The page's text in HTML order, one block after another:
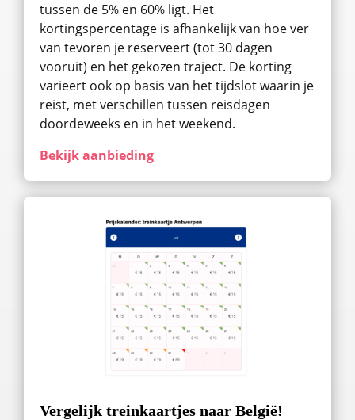
tussen de 5% en 60% ligt. Het
kortingspercentage is afhankelijk van hoe ver
van tevoren je reserveert (tot 30 dagen
vooruit) en het gekozen traject. De korting
varieert ook op basis van het tijdslot waarin je
reist, met verschillen tussen reisdagen
doordeweeks en in het weekend.
Bekijk aanbieding
Vergelijk treinkaartjes naar België!